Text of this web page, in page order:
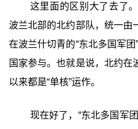
这里面的区别大了去了
波兰北部的北约部队，统一
在波兰什切青的“东北多国军
国家参与。也就是说，北约在
以来都是“单核”运作。
现在好了，“东北多国军